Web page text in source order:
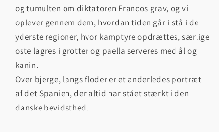
og tumulten om diktatoren Francos grav, og vi
oplever gennem dem, hvordan tiden går i stå i de
yderste regioner, hvor kamptyre opdrættes, særlige
oste lagres i grotter og paella serveres med ål og
kanin.
Over bjerge, langs floder er et anderledes portræt
af det Spanien, der altid har stået stærkt i den
danske bevidsthed.